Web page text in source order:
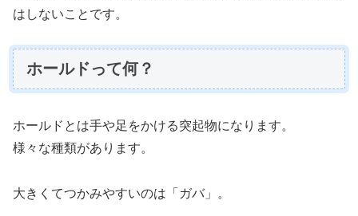
はしないことです。
ホールドって何？
ホールドとは手や足をかける突起物になります。
様々な種類があります。
大きくてつかみやすいのは「ガバ」。